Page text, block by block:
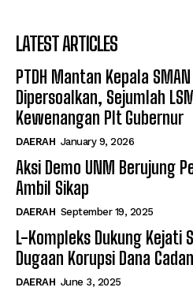
LATEST ARTICLES
PTDH Mantan Kepala
Dipersoalkan, Sejumlah
Kewenangan Plt Gubernur
DAERAH January 9, 2026
Aksi Demo UNM Berujung
Ambil Sikap
DAERAH September 19, 2025
L-Kompleks Dukung Kejati
Dugaan Korupsi Dana
DAERAH June 3, 2025